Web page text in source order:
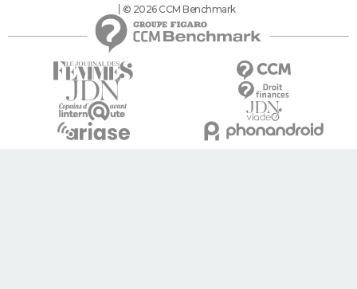
© 2026 CCM Benchmark